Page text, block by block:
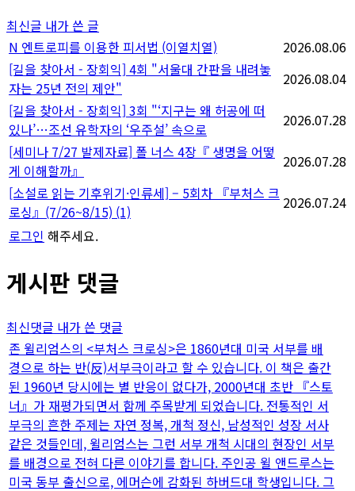
최신글 내가 쓴 글
N 엔트로피를 이용한 피서법 (이열치열)
2026.08.06
[길을 찾아서 - 장회익] 4회 "서울대 간판을 내려놓
자는 25년 전의 제안"
2026.08.04
[길을 찾아서 - 장회익] 3회 "‘지구는 왜 허공에 떠
있나’…조선 유학자의 ‘우주설’ 속으로
2026.07.28
[세미나 7/27 발제자료] 폴 너스 4장『 생명을 어떻
게 이해할까』
2026.07.28
[소설로 읽는 기후위기·인류세] – 5회차 『부처스 크
로싱』(7/26~8/15) (1)
2026.07.24
로그인 해주세요.
게시판 댓글
최신댓글 내가 쓴 댓글
존 윌리엄스의 <부처스 크로싱>은 1860년대 미국 서부를 배
경으로 하는 반(反)서부극이라고 할 수 있습니다. 이 책은 출간
된 1960년 당시에는 별 반응이 없다가, 2000년대 초반 『스토
너』가 재평가되면서 함께 주목받게 되었습니다. 전통적인 서
부극의 흔한 주제는 자연 정복, 개척 정신, 남성적인 성장 서사
같은 것들인데, 윌리엄스는 그런 서부 개척 시대의 현장인 서부
를 배경으로 전혀 다른 이야기를 합니다. 주인공 윌 앤드루스는
미국 동부 출신으로, 에머슨에 감화된 하버드대 학생입니다. 그